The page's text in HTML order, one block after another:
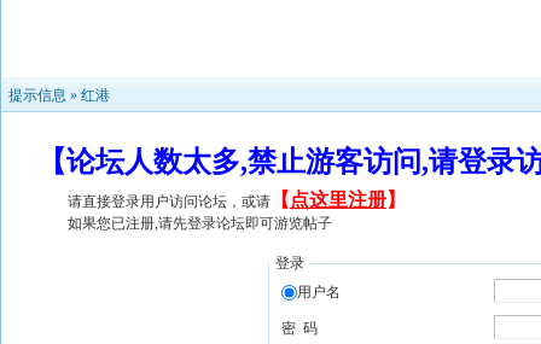
提示信息 » 红港
【论坛人数太多,禁止游客访问,请登
请直接登录用户访问论坛，或请 【 点这里注册】
如果您已注册,请先登录论坛即可游览帖子
登录
用户名
密 码